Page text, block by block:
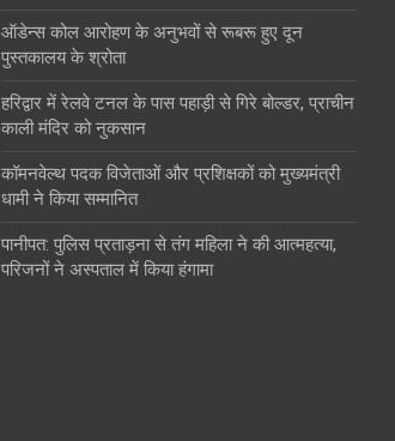
ऑडेन्स कोल आरोहण के अनुभवों से रूबरू हुए दून
पुस्तकालय के श्रोता
हरिद्वार में रेलवे टनल के पास पहाड़ी से गिरे बोल्डर, प्राचीन
काली मंदिर को नुकसान
कॉमनवेल्थ पदक विजेताओं और प्रशिक्षकों को मुख्यमंत्री
धामी ने किया सम्मानित
पानीपत: पुलिस प्रताड़ना से तंग महिला ने की आत्महत्या,
परिजनों ने अस्पताल में किया हंगामा